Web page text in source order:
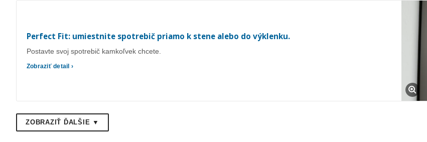
Perfect Fit: umiestnite spotrebič priamo k stene alebo do výklenku.
Postavte svoj spotrebič kamkoľvek chcete.
Zobraziť detail ›
ZOBRAZIŤ ĎALŠIE ▼